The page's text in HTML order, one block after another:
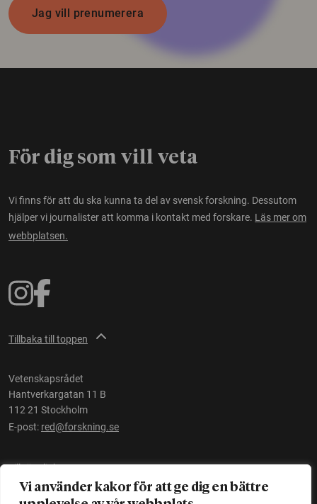
Vi använder kakor för att ge dig en bättre
Jag vill prenumerera
För dig som vill veta
Vi finns för att du ska kunna ta del av svensk forskning. Dessutom
hjälper vi journalister att komma i kontakt med forskare. Läs mer om
webbplatsen.
Tillbaka till toppen
Vetenskapsrådet
Hantverkargatan 11 B
112 21 Stockholm
E-post: red@forskning.se
Tillgänglighet